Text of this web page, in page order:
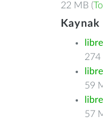
22 MB (
274
59
57